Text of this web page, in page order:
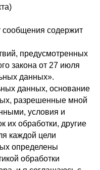
сообщения содержит
предусмотренных
закона от 27 июля
данных».
данных, основание
разрешенные мной
условия и
их обработки, другие
каждой цели
определены
обработки